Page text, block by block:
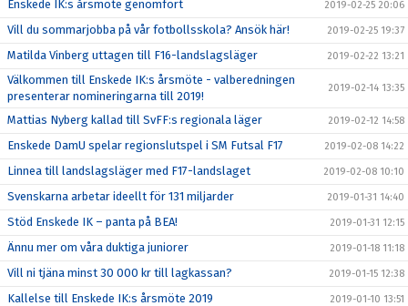
Enskede IK:s årsmöte genomfört 2019-02-25 20:06
Vill du sommarjobba på vår fotbollsskola? Ansök här! 2019-02-25 19:37
Matilda Vinberg uttagen till F16-landslagsläger 2019-02-22 13:21
Välkommen till Enskede IK:s årsmöte - valberedningen
presenterar nomineringarna till 2019!
2019-02-14 13:35
Mattias Nyberg kallad till SvFF:s regionala läger 2019-02-12 14:58
Enskede DamU spelar regionslutspel i SM Futsal F17 2019-02-08 14:22
Linnea till landslagsläger med F17-landslaget 2019-02-08 10:10
Svenskarna arbetar ideellt för 131 miljarder 2019-01-31 14:40
Stöd Enskede IK – panta på BEA! 2019-01-31 12:15
Ännu mer om våra duktiga juniorer 2019-01-18 11:18
Vill ni tjäna minst 30 000 kr till lagkassan? 2019-01-15 12:38
Kallelse till Enskede IK:s årsmöte 2019 2019-01-10 13:51